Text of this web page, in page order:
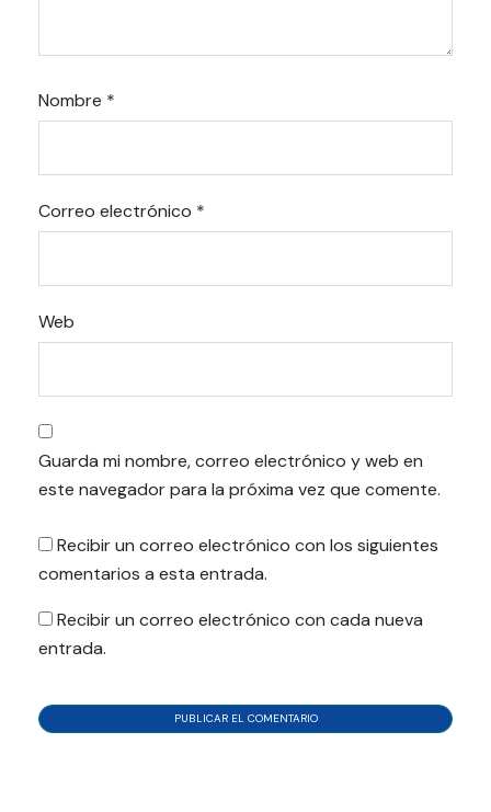
Nombre *
Correo electrónico *
Web
Guarda mi nombre, correo electrónico y web en
este navegador para la próxima vez que comente.
Recibir un correo electrónico con los siguientes
comentarios a esta entrada.
Recibir un correo electrónico con cada nueva
entrada.